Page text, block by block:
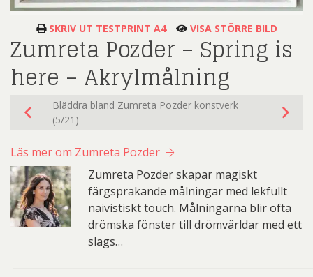
SKRIV UT TESTPRINT A4 VISA STÖRRE BILD
Zumreta Pozder – Spring is
here – Akrylmålning
Bläddra bland Zumreta Pozder konstverk
(5/21)
Läs mer om Zumreta Pozder
Zumreta Pozder skapar magiskt
färgsprakande målningar med lekfullt
naivistiskt touch. Målningarna blir ofta
drömska fönster till drömvärldar med ett
slags…